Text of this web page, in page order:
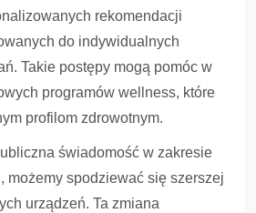
rekomendacji
do indywidualnych
Takie postępy mogą pomóc w
programów wellness, które
profilom zdrowotnym.
świadomość w zakresie
możemy spodziewać się szerszej
urządzeń. Ta zmiana